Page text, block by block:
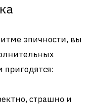
эпичности, вы
пригодятся:
страшно и